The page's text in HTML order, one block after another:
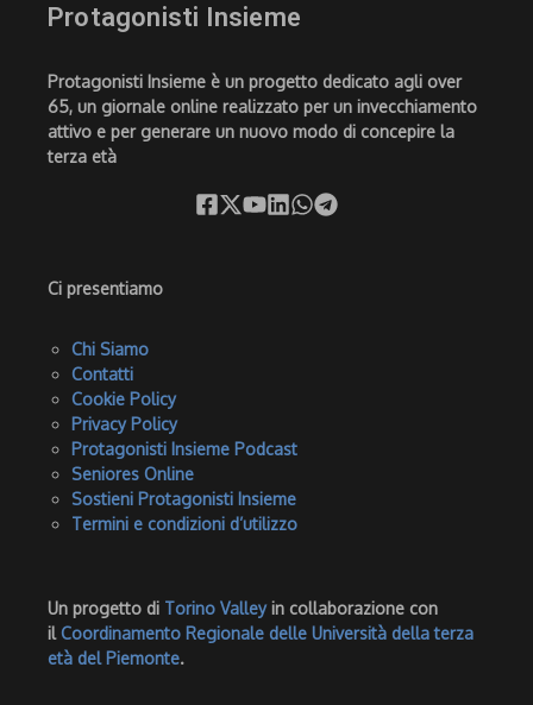
Protagonisti Insieme
Protagonisti Insieme è un progetto dedicato agli over
65, un giornale online realizzato per un invecchiamento
attivo e per generare un nuovo modo di concepire la
terza età
Ci presentiamo
Chi Siamo
Contatti
Cookie Policy
Privacy Policy
Protagonisti Insieme Podcast
Seniores Online
Sostieni Protagonisti Insieme
Termini e condizioni d’utilizzo
Un progetto di Torino Valleyin collaborazione con
ilCoordinamento Regionale delle Università della terza
età del Piemonte.